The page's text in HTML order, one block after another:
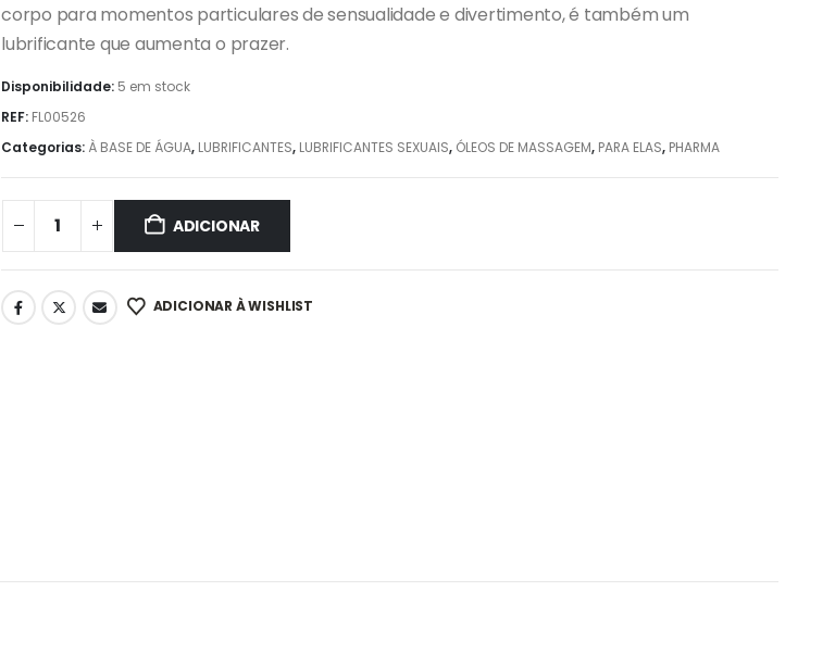
corpo para momentos particulares de sensualidade e divertimento, é também um
lubrificante que aumenta o prazer.
Disponibilidade: 5 em stock
REF: FL00526
Categorias: À BASE DE ÁGUA, LUBRIFICANTES, LUBRIFICANTES SEXUAIS, ÓLEOS DE MASSAGEM, PARA ELAS, PHARMA
ADICIONAR
ADICIONAR À WISHLIST